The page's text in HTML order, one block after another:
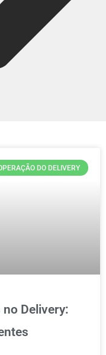
DO DELIVERY
Delivery: